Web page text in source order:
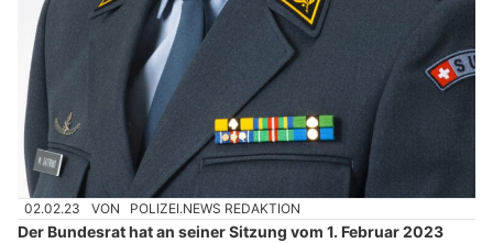
02.02.23 VON POLIZEI.NEWS REDAKTION
Der Bundesrat hat an seiner Sitzung vom 1. Februar 2023